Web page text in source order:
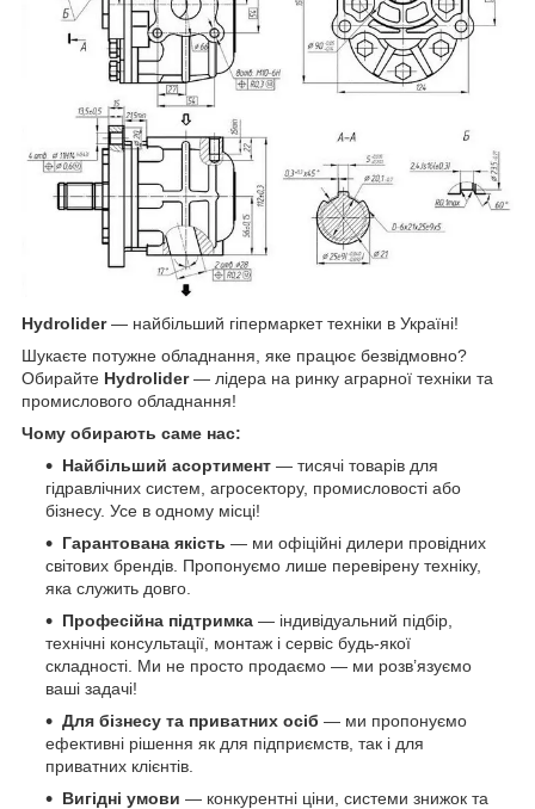
Hydrolider— найбільший гіпермаркет техніки в Україні!
Шукаєте потужне обладнання, яке працює безвідмовно?
Обирайте Hydrolider— лідера на ринку аграрної техніки та
промислового обладнання!
Чому обирають саме нас:
Найбільший асортимент — тисячі товарів для
гідравлічних систем, агросектору, промисловості або
бізнесу. Усе в одному місці!
Гарантована якість — ми офіційні дилери провідних
світових брендів. Пропонуємо лише перевірену техніку,
яка служить довго.
Професійна підтримка — індивідуальний підбір,
технічні консультації, монтаж і сервіс будь-якої
складності. Ми не просто продаємо — ми розв’язуємо
ваші задачі!
Для бізнесу та приватних осіб — ми пропонуємо
ефективні рішення як для підприємств, так і для
приватних клієнтів.
Вигідні умови — конкурентні ціни, системи знижок та